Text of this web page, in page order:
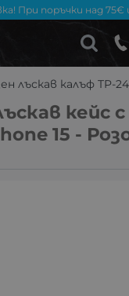
При поръчки над
лъскав калъф TP-24
кейс
15 -